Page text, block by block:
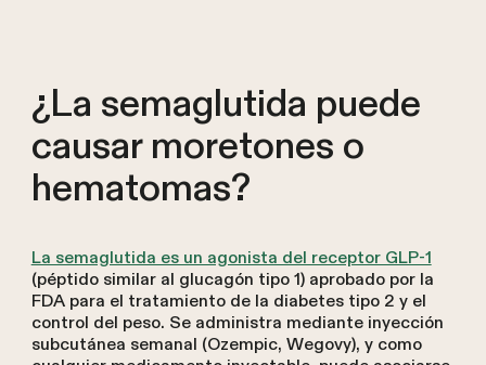
¿La semaglutida puede
causar moretones o
hematomas?
La semaglutida es un agonista del receptor GLP-1
(péptido similar al glucagón tipo 1) aprobado por la
FDA para el tratamiento de la diabetes tipo 2 y el
control del peso. Se administra mediante inyección
subcutánea semanal (Ozempic, Wegovy), y como